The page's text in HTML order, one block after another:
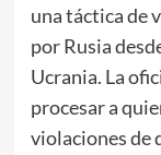
una táctica de
por Rusia
Ucrania. La
procesar a
violaciones de